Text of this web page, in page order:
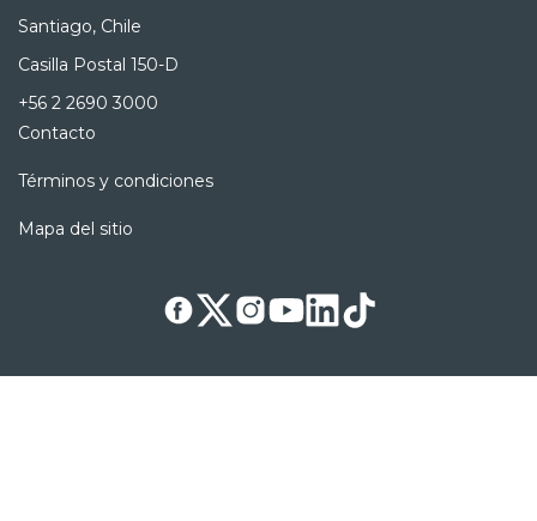
Santiago, Chile
Casilla Postal 150-D
+56 2 2690 3000
Contacto
Términos y condiciones
Mapa del sitio